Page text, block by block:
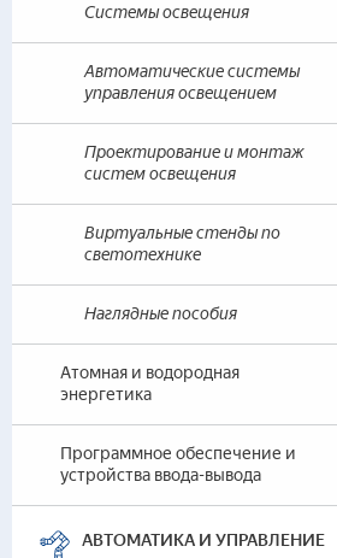
Системы освещения
Автоматические системы
управления освещением
Проектирование и монтаж
систем освещения
Виртуальные стенды по
светотехнике
Наглядные пособия
Атомная и водородная
энергетика
Программное обеспечение и
устройства ввода-вывода
АВТОМАТИКА И УПРАВЛЕНИЕ